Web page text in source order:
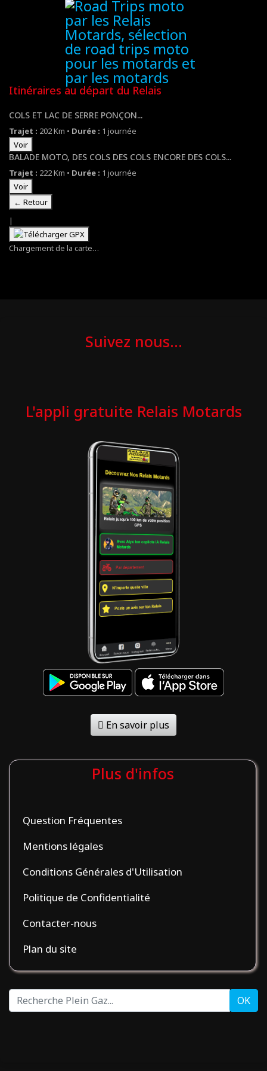
Itinéraires au départ du Relais
COLS ET LAC DE SERRE PONÇON...
Trajet : 202 Km • Durée : 1 journée
Voir
BALADE MOTO, DES COLS DES COLS ENCORE DES COLS...
Trajet : 222 Km • Durée : 1 journée
Voir
← Retour
|
Chargement de la carte…
Suivez nous...
L'appli gratuite Relais Motards
En savoir plus
Plus d'infos
Question Fréquentes
Mentions légales
Conditions Générales d'Utilisation
Politique de Confidentialité
Contacter-nous
Plan du site
Recherche
Plein
OK